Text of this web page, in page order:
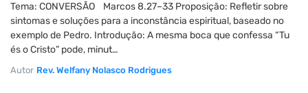
Tema: CONVERSÃO Marcos 8.27–33 Proposição: Refletir sobre
sintomas e soluções para a inconstância espiritual, baseado no
exemplo de Pedro. Introdução: A mesma boca que confessa “Tu
és o Cristo” pode, minut…
Autor Rev. Welfany Nolasco Rodrigues